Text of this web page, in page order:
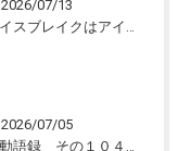
2026/07/13
アイスブレイクはアイスブレイクで終わらせるな！
2026/07/05
行動語録 その１０４０ 行動あるのみ！